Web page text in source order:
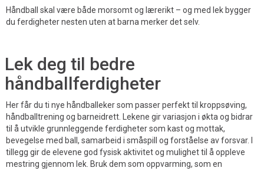
Håndball skal være både morsomt og lærerikt – og med lek bygger
du ferdigheter nesten uten at barna merker det selv.
Lek deg til bedre
håndballferdigheter
Her får du ti nye håndballeker som passer perfekt til kroppsøving,
håndballtrening og barneidrett. Lekene gir variasjon i økta og bidrar
til å utvikle grunnleggende ferdigheter som kast og mottak,
bevegelse med ball, samarbeid i småspill og forståelse av forsvar. I
tillegg gir de elevene god fysisk aktivitet og mulighet til å oppleve
mestring gjennom lek. Bruk dem som oppvarming, som en